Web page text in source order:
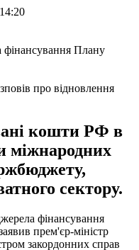
про відновлення
кошти РФ в
міжнародних
сектору.
фінансування
прем'єр-міністр
закордонних справ